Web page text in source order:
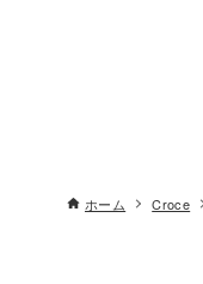
ホーム Croce